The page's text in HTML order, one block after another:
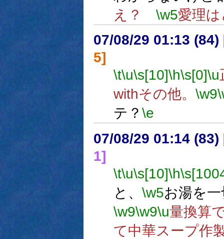
え？ \w5愛理
07/08/29 01:13 (84)
5]
\t\u\s[10]\h\s[0]\u
withその他。 \w9
テ？ \e
07/08/29 01:14 (83)
1]
\t\u\s[10]\h
と、 \w5お湯を
\w9\w9\u量換算
て中華スープ作